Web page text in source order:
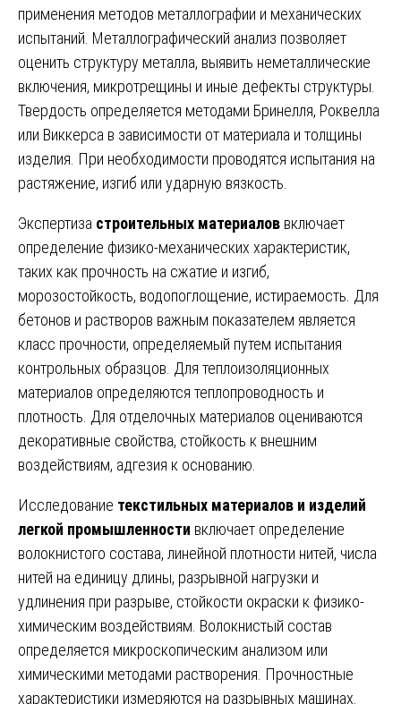
применения методов металлографии и механических
испытаний. Металлографический анализ позволяет
оценить структуру металла, выявить неметаллические
включения, микротрещины и иные дефекты структуры.
Твердость определяется методами Бринелля, Роквелла
или Виккерса в зависимости от материала и толщины
изделия. При необходимости проводятся испытания на
растяжение, изгиб или ударную вязкость.
Экспертиза строительных материалов включает
определение физико-механических характеристик,
таких как прочность на сжатие и изгиб,
морозостойкость, водопоглощение, истираемость. Для
бетонов и растворов важным показателем является
класс прочности, определяемый путем испытания
контрольных образцов. Для теплоизоляционных
материалов определяются теплопроводность и
плотность. Для отделочных материалов оцениваются
декоративные свойства, стойкость к внешним
воздействиям, адгезия к основанию.
Исследование текстильных материалов и изделий
легкой промышленности включает определение
волокнистого состава, линейной плотности нитей, числа
нитей на единицу длины, разрывной нагрузки и
удлинения при разрыве, стойкости окраски к физико-
химическим воздействиям. Волокнистый состав
определяется микроскопическим анализом или
химическими методами растворения. Прочностные
характеристики измеряются на разрывных машинах.